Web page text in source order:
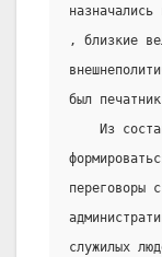
, близкие
был
Из
переговоры
служилых